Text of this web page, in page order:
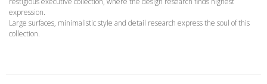
expression.
Large surfaces, minimalistic style and detail research express the soul of this
collection.